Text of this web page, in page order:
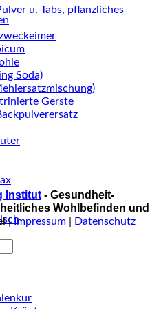
u. Tabs, pflanzliches
Soda)
Gerste
Institut - Gesundheit-
Wohlbefinden und
|Impressum Datenschutz